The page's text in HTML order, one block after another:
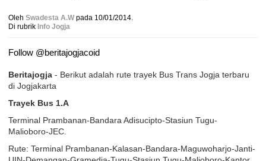
OlehSwadesta A.W pada 10/01/2014.
Di rubrik Info Jogja
Follow @beritajogjacoid
Beritajogja - Berikut adalah rute trayek Bus Trans Jogja terbaru
di Jogjakarta
Trayek Bus 1.A
Terminal Prambanan-Bandara Adisucipto-Stasiun Tugu-
Malioboro-JEC.
Rute: Terminal Prambanan-Kalasan-Bandara-Maguwoharjo-Janti-